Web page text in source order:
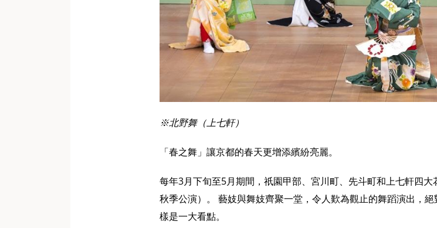
※北野舞（上七軒）
「春之舞」讓京都的春天更增添繽紛亮麗。
每年3月下旬至5月期間，祇園甲部、宮川町、先斗町和上七軒四
秋季公演）。 藝妓與舞妓齊聚一堂，令人歎為觀止的舞蹈演出，
樣是一大看點。